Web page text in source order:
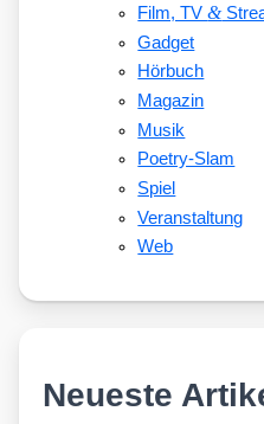
Film, TV&
Gadget
Hörbuch
Magazin
Musik
Poetry-Slam
Spiel
Veranstaltung
Web
Neueste